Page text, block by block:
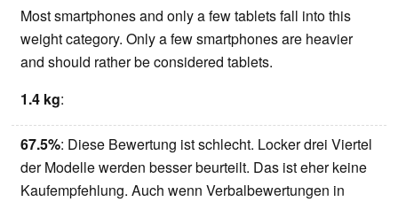
Most smartphones and only a few tablets fall into this
weight category. Only a few smartphones are heavier
and should rather be considered tablets.
1.4 kg:
67.5%: Diese Bewertung ist schlecht. Locker drei Viertel
der Modelle werden besser beurteilt. Das ist eher keine
Kaufempfehlung. Auch wenn Verbalbewertungen in